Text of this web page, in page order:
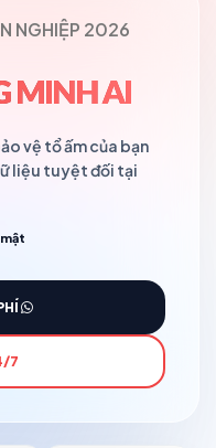
NGHIỆP 2026
MINH AI
vệ tổ ấm của bạn
liệu tuyệt đối tại
7